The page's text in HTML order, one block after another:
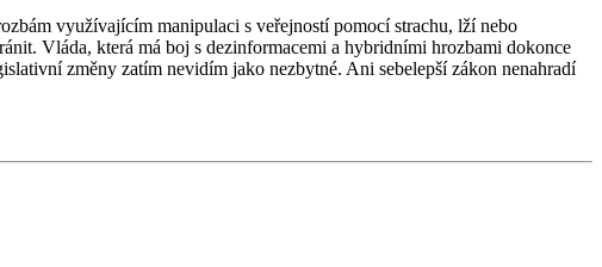
využívajícím manipulaci s veřejností pomocí strachu, lží nebo
Vláda, která má boj s dezinformacemi a hybridními hrozbami dokonce
změny zatím nevidím jako nezbytné. Ani sebelepší zákon nenahradí